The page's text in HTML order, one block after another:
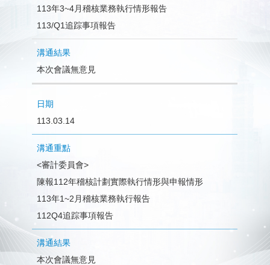
113年3~4月稽核業務執行情形報告
113/Q1追踪事項報告
本次會議無意見
113.03.14
<審計委員會>
陳報112年稽核計劃實際執行情形與申報情形
113年1~2月稽核業務執行報告
112Q4追踪事項報告
本次會議無意見